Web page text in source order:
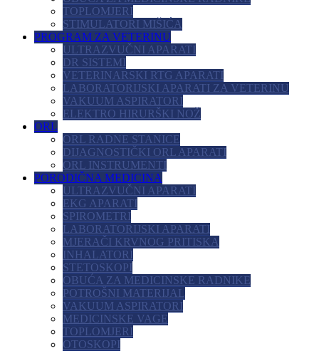
TOPLOMJERI
STIMULATORI MIŠIĆA
PROGRAM ZA VETERINU
ULTRAZVUČNI APARATI
DR SISTEMI
VETERINARSKI RTG APARATI
LABORATORIJSKI APARATI ZA VETERINU
VAKUUM ASPIRATORI
ELEKTRO HIRURŠKI NOŽ
ORL
ORL RADNE STANICE
DIJAGNOSTIČKI ORL APARATI
ORL INSTRUMENTI
PORODIČNA MEDICINA
ULTRAZVUČNI APARATI
EKG APARATI
SPIROMETRI
LABORATORIJSKI APARATI
MJERAČI KRVNOG PRITISKA
INHALATORI
STETOSKOPI
OBUĆA ZA MEDICINSKE RADNIKE
POTROŠNI MATERIJAL
VAKUUM ASPIRATORI
MEDICINSKE VAGE
TOPLOMJERI
OTOSKOPI